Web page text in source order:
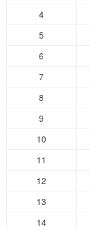
4
5
6
7
8
9
10
11
12
13
14